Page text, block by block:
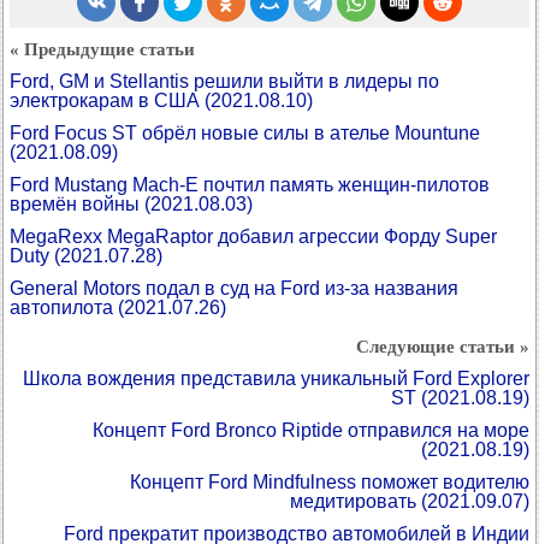
« Предыдущие статьи
Ford, GM и Stellantis решили выйти в лидеры по
электрокарам в США (2021.08.10)
Ford Focus ST обрёл новые силы в ателье Mountune
(2021.08.09)
Ford Mustang Mach-E почтил память женщин-пилотов
времён войны (2021.08.03)
MegaRexx MegaRaptor добавил агрессии Форду Super
Duty (2021.07.28)
General Motors подал в суд на Ford из-за названия
автопилота (2021.07.26)
Следующие статьи »
Школа вождения представила уникальный Ford Explorer
ST (2021.08.19)
Концепт Ford Bronco Riptide отправился на море
(2021.08.19)
Концепт Ford Mindfulness поможет водителю
медитировать (2021.09.07)
Ford прекратит производство автомобилей в Индии